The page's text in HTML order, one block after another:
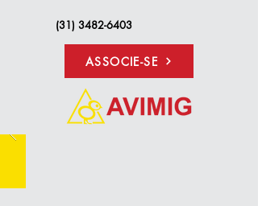
(31) 3482-6403
ASSOCIE-SE